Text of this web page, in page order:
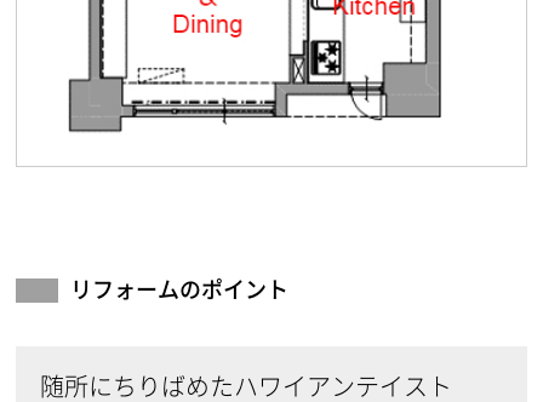
リフォームのポイント
随所にちりばめたハワイアンテイスト